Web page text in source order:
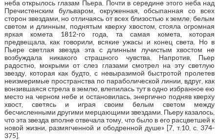
неба открылось глазам Пьера. Почти в середине этого неба над
Пречистенским бульваром, окруженная, обсыпанная со всех
сторон звездами, но отличаясь от всех близостью к земле, белым
светом и длинным, поднятым кверху хвостом, стояла огромная
яркая комета 1812-го года, та самая комета, которая
предвещала, как говорили, всякие ужасы и конец света. Но в
Пьере светлая звезда эта с длинным лучистым хвостом не
возбуждала никакого страшного чувства. Напротив, Пьер
радостно, мокрыми от слез глазами смотрел на эту светлую
звезду, которая как будто, с невыразимой быстротой пролетев
неизмеримые пространства по параболической линии, вдруг, как
вонзившаяся стрела в землю, влепилась тут в одно избранное ею
место на черном небе и остановилась, энергично подняв кверху
хвост, светясь и играя своим белым светом между
бесчисленными другими мерцающими звездами. Пьеру казалось,
что эта звезда вполне отвечала тому, что было в его расцветшей к
новой жизни, размягченной и ободренной душе» [7, т.10, с. 374-
375].